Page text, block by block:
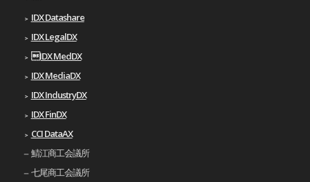
IDX Datashare
IDX LegalDX
IDX MedDX
IDX MediaDX
IDX IndustryDX
IDX FinDX
CCI DataAX
鯖江商工会議所
七尾商工会議所